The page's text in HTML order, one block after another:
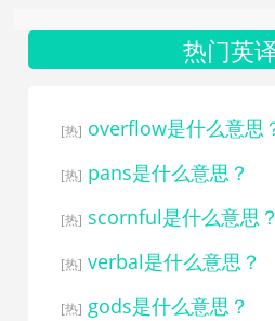
热门英
[热] overflow是什么意思
[热] pans是什么意思？
[热] scornful是什么意思？
[热] verbal是什么意思？
[热] gods是什么意思？